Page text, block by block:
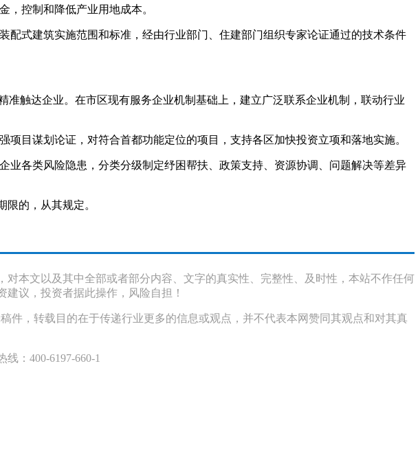
，控制和降低产业用地成本。
式建筑实施范围和标准，经由行业部门、住建部门组织专家论证通过的技术条件
触达企业。在市区现有服务企业机制基础上，建立广泛联系企业机制，联动行业
目谋划论证，对符合首都功能定位的项目，支持各区加快投资立项和落地实施。
各类风险隐患，分类分级制定纾困帮扶、政策支持、资源协调、问题解决等差异
的，从其规定。
本文以及其中全部或者部分内容、文字的真实性、完整性、及时性，本站不作任何
议，投资者据此操作，风险自担！
件，转载目的在于传递行业更多的信息或观点，并不代表本网赞同其观点和对其真
：400-6197-660-1